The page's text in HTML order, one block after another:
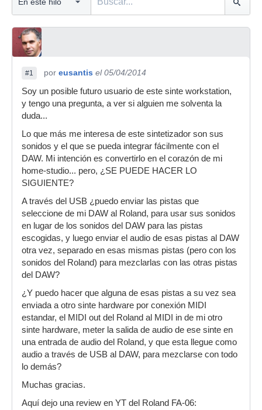
#1 por eusantis el 05/04/2014
Soy un posible futuro usuario de este sinte workstation,
y tengo una pregunta, a ver si alguien me solventa la
duda...
Lo que más me interesa de este sintetizador son sus
sonidos y el que se pueda integrar fácilmente con el
DAW. Mi intención es convertirlo en el corazón de mi
home-studio... pero, ¿SE PUEDE HACER LO
SIGUIENTE?
A través del USB ¿puedo enviar las pistas que
seleccione de mi DAW al Roland, para usar sus sonidos
en lugar de los sonidos del DAW para las pistas
escogidas, y luego enviar el audio de esas pistas al DAW
otra vez, separado en esas mismas pistas (pero con los
sonidos del Roland) para mezclarlas con las otras pistas
del DAW?
¿Y puedo hacer que alguna de esas pistas a su vez sea
enviada a otro sinte hardware por conexión MIDI
estandar, el MIDI out del Roland al MIDI in de mi otro
sinte hardware, meter la salida de audio de ese sinte en
una entrada de audio del Roland, y que esta llegue como
audio a través de USB al DAW, para mezclarse con todo
lo demás?
Muchas gracias.
Aquí dejo una review en YT del Roland FA-06: